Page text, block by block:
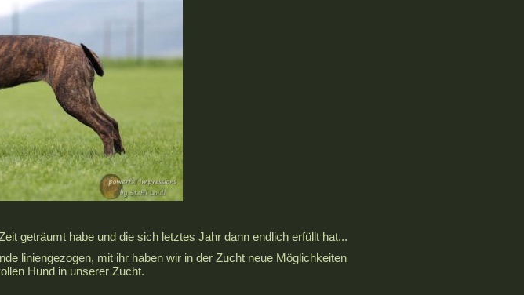
geträumt habe und die sich letztes Jahr dann endlich erfüllt hat...
liniengezogen, mit ihr haben wir in der Zucht neue Möglichkeiten
Hund in unserer Zucht.